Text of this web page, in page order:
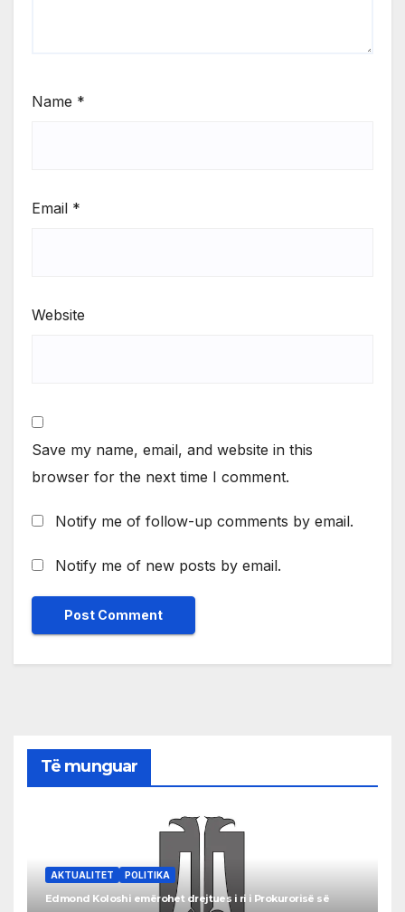
Name *
Email *
Website
Save my name, email, and website in this
browser for the next time I comment.
Notify me of follow-up comments by email.
Notify me of new posts by email.
Të munguar
AKTUALITET POLITIKA
Edmond Koloshi emërohet drejtues i ri i Prokurorisë së